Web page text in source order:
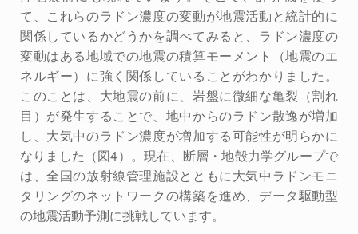
て、これらのラドン濃度の変動が地震活動と統計的に
関係しているかどうかを調べてみると、ラドン濃度の
変動はある地域での地震の積算モーメント（地震のエ
ネルギー）に強く関係していることがわかりました。
このことは、大地震の前に、岩盤に微細な亀裂（割れ
目）が発生することで、地中からのラドン散逸が増加
し、大気中のラドン濃度が増加する可能性が明らかに
なりました（図4）。現在、断層・地殻力学グループで
は、全国の放射線管理施設とともに大気中ラドンモニ
タリングのネットワークの構築を進め、データ駆動型
の地震活動予測に挑戦しています。